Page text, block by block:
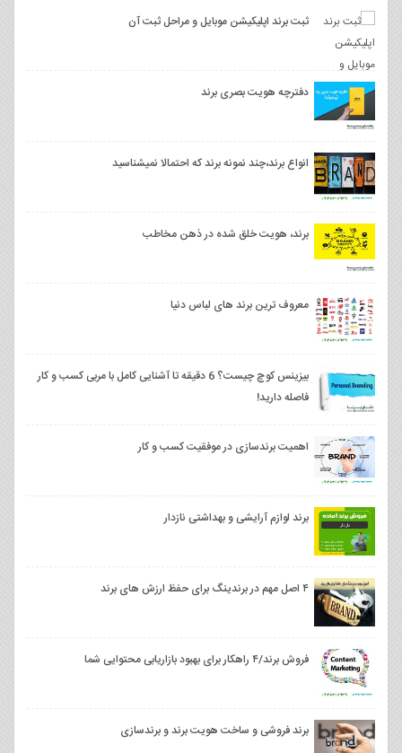
ثبت برند اپلیکیشن موبایل و مراحل ثبت آن
دفترچه هویت بصری برند
انواع برند،چند نمونه برند که احتمالا نمیشناسید
برند، هویت خلق شده در ذهن مخاطب
معروف ترین برند های لباس دنیا
بیزینس کوچ چیست؟ 6 دقیقه تا آشنایی کامل با مربی کسب و کار
فاصله دارید!
اهمیت برندسازی در موفقیت کسب و کار
برند لوازم آرایشی و بهداشتی نازدار
۴ اصل مهم در برندینگ برای حفظ ارزش های برند
فروش برند/۴ راهکار برای بهبود بازاریابی محتوایی شما
برند فروشی و ساخت هویت برند و برندسازی